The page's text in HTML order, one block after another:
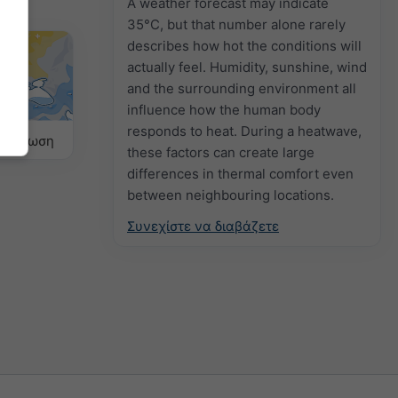
35°C, but that number alone rarely
describes how hot the conditions will
actually feel. Humidity, sunshine, wind
and the surrounding environment all
influence how the human body
responds to heat. During a heatwave,
these factors can create large
differences in thermal comfort even
between neighbouring locations.
Συνεχίστε να διαβάζετε